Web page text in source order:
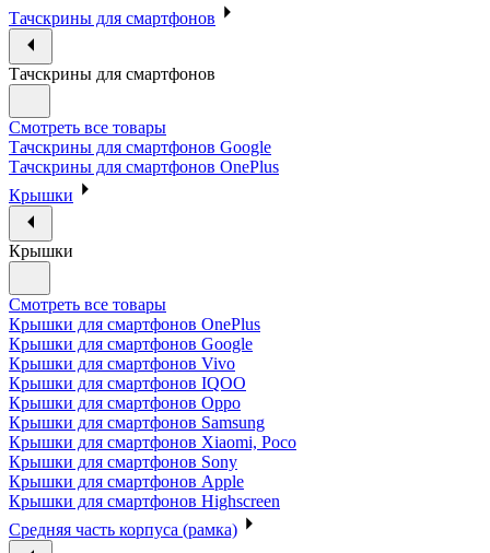
Тачскрины для смартфонов
Тачскрины для смартфонов
Смотреть все товары
Тачскрины для смартфонов Google
Тачскрины для смартфонов OnePlus
Крышки
Крышки
Смотреть все товары
Крышки для смартфонов OnePlus
Крышки для смартфонов Google
Крышки для смартфонов Vivo
Крышки для смартфонов IQOO
Крышки для смартфонов Oppo
Крышки для смартфонов Samsung
Крышки для смартфонов Xiaomi, Poco
Крышки для смартфонов Sony
Крышки для смартфонов Apple
Крышки для смартфонов Highscreen
Средняя часть корпуса (рамка)